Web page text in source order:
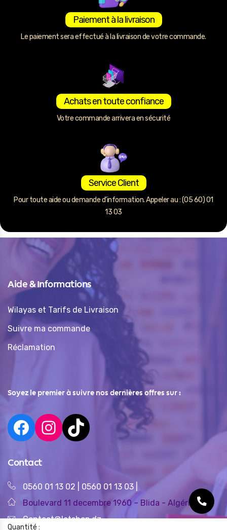
Quantité :
Paiement à la livraison
Le paiement sera effectué à la livraison de votre commande.
Achats en toute confiance
Votre commande arrivera en sécurité
Service Client
Pour toute aide ou demande d’information. Appeler au : (05 60) 01
13 03
Aide & Informations
Wilayas et Tarifs de Livraison
Suivre ma commande
Réclamation
Soyez le premier à suivre nos dernières offres sur :
Contact
0560 01 13 02 0560 01 13 03
Boulevard 11 decembre 1960 – Blida - Algérie
Contact@letshop.dz